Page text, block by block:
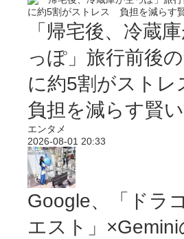
「帰宅後、冷蔵
っぽ」旅行前後
に約5割がスト
負担を減らす賢
エンタメ
2026-08-01 20:33
Google、「ドラ
エスト」×Gemini